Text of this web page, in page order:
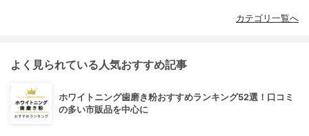
カテゴリ一覧へ
よく見られている人気おすすめ記事
ホワイトニング歯磨き粉おすすめランキング52選！口コミ
の多い市販品を中心に